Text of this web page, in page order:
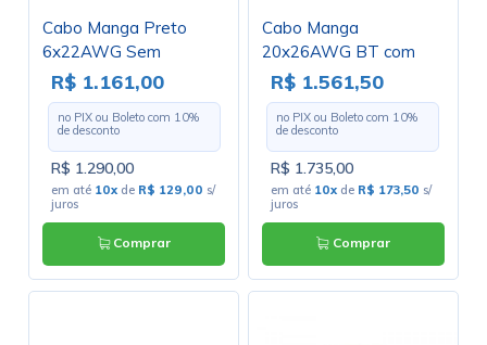
Cabo Manga Preto
6x22AWG Sem
Blindagem - Rolo com
100 Metros
R$ 1.161,00
no PIX ou Boleto com 10%
de desconto
R$ 1.290,00
em até 10x de R$ 129,00 s/
juros
Comprar
Cabo Manga
20x26AWG BT com
Blindagem - Rolo com
100 Metros
R$ 1.561,50
no PIX ou Boleto com 10%
de desconto
R$ 1.735,00
em até 10x de R$ 173,50 s/
juros
Comprar